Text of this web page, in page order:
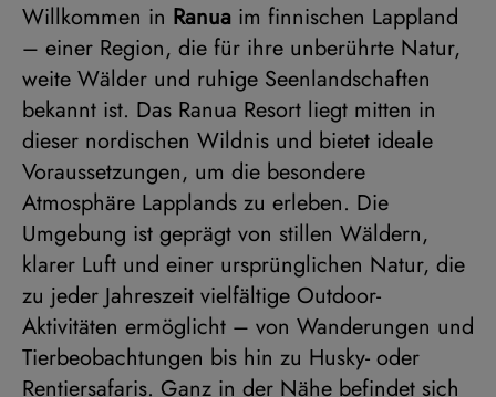
Willkommen in Ranua im finnischen Lappland
– einer Region, die für ihre unberührte Natur,
weite Wälder und ruhige Seenlandschaften
bekannt ist. Das Ranua Resort liegt mitten in
dieser nordischen Wildnis und bietet ideale
Voraussetzungen, um die besondere
Atmosphäre Lapplands zu erleben. Die
Umgebung ist geprägt von stillen Wäldern,
klarer Luft und einer ursprünglichen Natur, die
zu jeder Jahreszeit vielfältige Outdoor-
Aktivitäten ermöglicht – von Wanderungen und
Tierbeobachtungen bis hin zu Husky- oder
Rentiersafaris. Ganz in der Nähe befindet sich